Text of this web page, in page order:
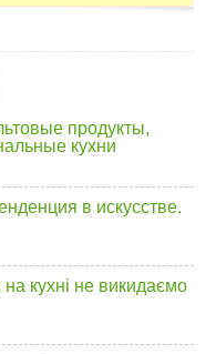
продукты,
кухни
в искусстве.
на кухні не викидаємо